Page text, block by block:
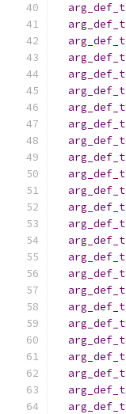
arg_def_t
arg_def_t
arg_def_t
arg_def_t
arg_def_t
arg_def_t
arg_def_t
arg_def_t
arg_def_t
arg_def_t
arg_def_t
arg_def_t
arg_def_t
arg_def_t
arg_def_t
arg_def_t
arg_def_t
arg_def_t
arg_def_t
arg_def_t
arg_def_t
arg_def_t
arg_def_t
arg_def_t
arg_def_t